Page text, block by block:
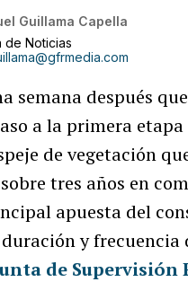
Guillama Capella
de Noticias
semana después que
a la primera etapa
de vegetación
tres años en
apuesta del
y frecuencia
de Supervisión